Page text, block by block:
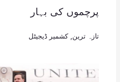
پرچموں کی بہار
تازہ ترین کشمیر ڈیجیٹل